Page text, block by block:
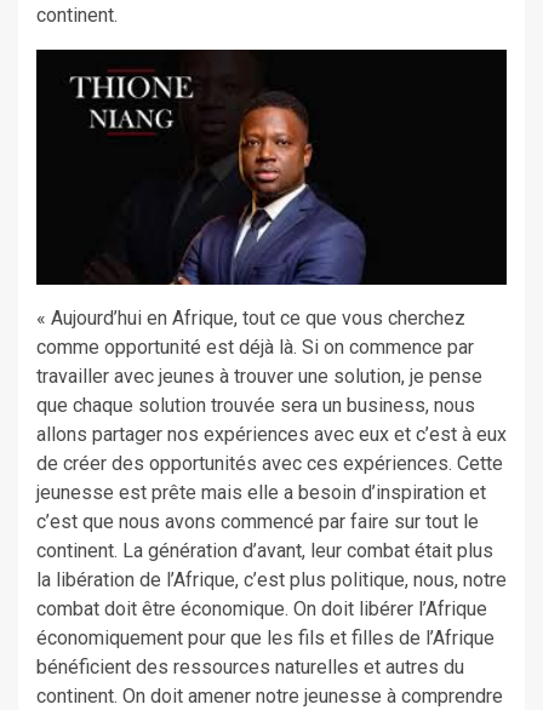
continent.
« Aujourd’hui en Afrique, tout ce que vous cherchez
comme opportunité est déjà là. Si on commence par
travailler avec jeunes à trouver une solution, je pense
que chaque solution trouvée sera un business, nous
allons partager nos expériences avec eux et c’est à eux
de créer des opportunités avec ces expériences. Cette
jeunesse est prête mais elle a besoin d’inspiration et
c’est que nous avons commencé par faire sur tout le
continent. La génération d’avant, leur combat était plus
la libération de l’Afrique, c’est plus politique, nous, notre
combat doit être économique. On doit libérer l’Afrique
économiquement pour que les fils et filles de l’Afrique
bénéficient des ressources naturelles et autres du
continent. On doit amener notre jeunesse à comprendre